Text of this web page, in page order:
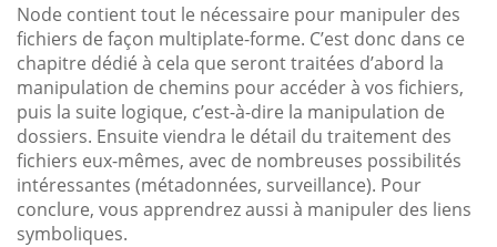
Node contient tout le nécessaire pour manipuler des
fichiers de façon multiplate-forme. C’est donc dans ce
chapitre dédié à cela que seront traitées d’abord la
manipulation de chemins pour accéder à vos fichiers,
puis la suite logique, c’est-à-dire la manipulation de
dossiers. Ensuite viendra le détail du traitement des
fichiers eux-mêmes, avec de nombreuses possibilités
intéressantes (métadonnées, surveillance). Pour
conclure, vous apprendrez aussi à manipuler des liens
symboliques.